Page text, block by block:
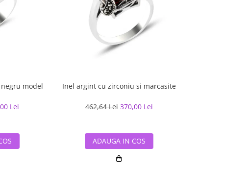
model
Lei
Inel argint cu zirconiu si marcasite
462,64 Lei 370,00 Lei
ADAUGA IN COS